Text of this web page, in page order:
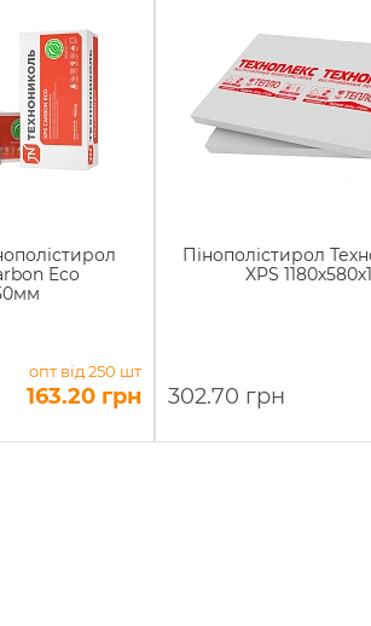
Eco
опт від 250 шт
163.20 грн
Пінополістирол
XPS
302.70 грн